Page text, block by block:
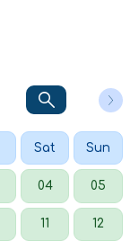
Sat Sun
04 05
11 12